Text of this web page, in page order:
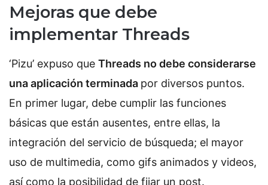
Mejoras que debe
implementar Threads
‘Pizu’ expuso que Threads no debe considerarse
una aplicación terminada por diversos puntos.
En primer lugar, debe cumplir las funciones
básicas que están ausentes, entre ellas, la
integración del servicio de búsqueda; el mayor
uso de multimedia, como gifs animados y videos,
así como la posibilidad de fijar un post.